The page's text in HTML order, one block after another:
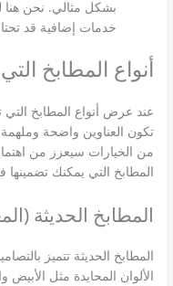
بشكل مثالي. نحن هنا
خدمات إضافية قد
أنواع المطابخ
عند عرض أنواع المطابخ
تكون العناوين واضحة
من الخيارات سيعزز من
المطابخ التي يمكنك
المطابخ الحديثة
المطابخ الحديثة تتميز
الألوان المحايدة مثل الأبيض